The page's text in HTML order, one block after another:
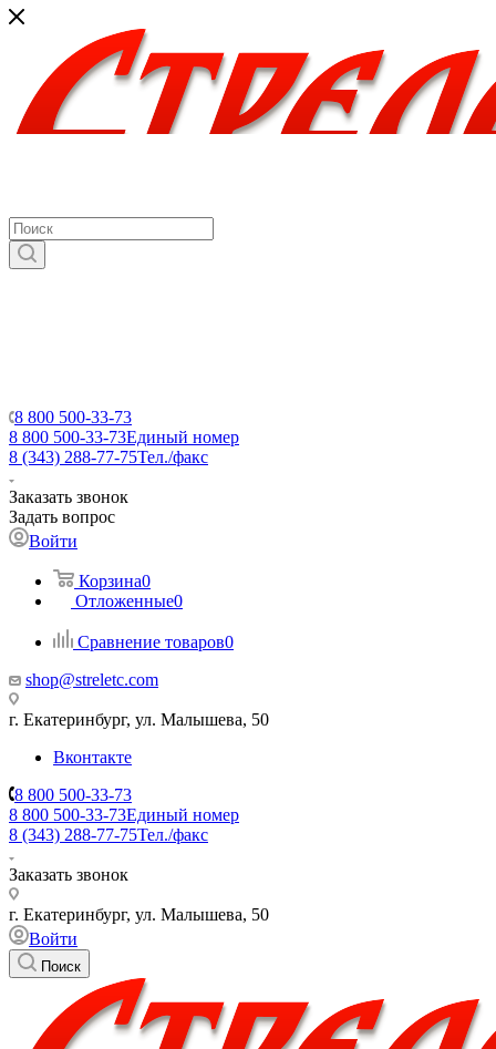
8 800 500-33-73
8 800 500-33-73Единый номер
8 (343) 288-77-75Тел./факс
Заказать звонок
Задать вопрос
Войти
Корзина0
Отложенные0
Сравнение товаров0
shop@streletc.com
г. Екатеринбург, ул. Малышева, 50
Вконтакте
8 800 500-33-73
8 800 500-33-73Единый номер
8 (343) 288-77-75Тел./факс
Заказать звонок
г. Екатеринбург, ул. Малышева, 50
Войти
Поиск